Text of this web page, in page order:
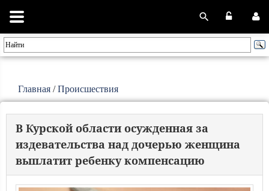
Главная /Происшествия
В Курской области осужденная за
издевательства над дочерью женщина
выплатит ребенку компенсацию